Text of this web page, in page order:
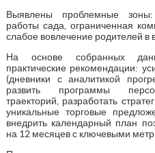
Выявлены проблемные зоны:
работы сада, ограниченная
слабое вовлечение родителей в
На основе собранных
практические рекомендации:
(дневники с аналитикой
развить программы
траекторий, разработать
уникальные торговые
внедрить календарный план
на 12 месяцев с ключевыми